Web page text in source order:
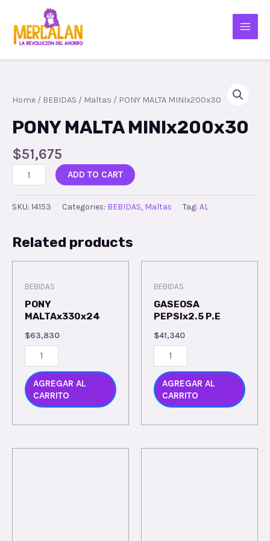
Home / BEBIDAS / Maltas / PONY MALTA MINIx200x30
PONY MALTA MINIx200x30
$51,675
ADD TO CART
SKU: 14153 Categories: BEBIDAS, Maltas Tag: AL
Related products
BEBIDAS
PONY
MALTAx330x24
$63,830
AGREGAR AL
CARRITO
BEBIDAS
GASEOSA
PEPSIx2.5 P.E
$41,340
AGREGAR AL
CARRITO